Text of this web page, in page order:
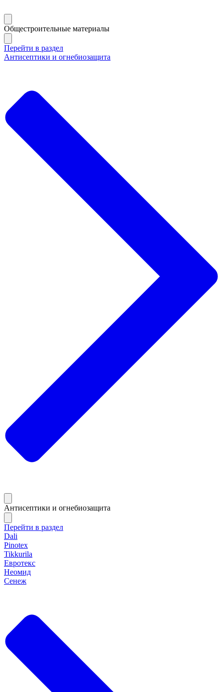
Общестроительные материалы
Перейти в раздел
Антисептики и огнебиозащита
Антисептики и огнебиозащита
Перейти в раздел
Dali
Pinotex
Tikkurila
Евротекс
Неомид
Сенеж